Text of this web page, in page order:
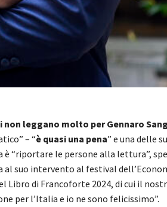
leggano molto per Gennaro
– “è quasi una pena” e una delle
“riportare le persone alla lettura”,
al suo intervento al festival
Libro di Francoforte 2024, di cui il
per l’Italia e io ne sono felicissimo”.